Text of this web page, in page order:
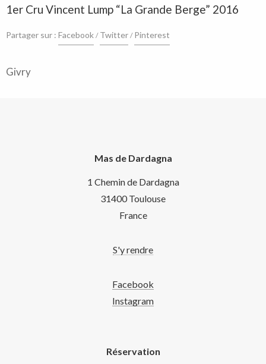
1er Cru Vincent Lump “La Grande Berge” 2016
Partager sur : Facebook Twitter Pinterest
Givry
Mas de Dardagna
1 Chemin de Dardagna
31400 Toulouse
France
S'y rendre
Facebook
Instagram
Réservation